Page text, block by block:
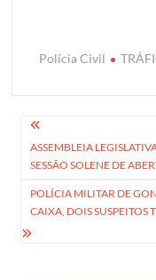
Polícia Civil
Navegação
de
Post
ASSEMBLEIA
SESSÃO SOLENE DE
POLÍCIA MILITAR DE
CAIXA, DOIS SUSPEITOS